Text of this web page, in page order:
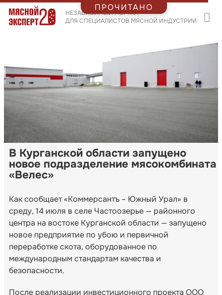
НЕЗАВИСИМЫЙ ПОРТАЛ
ДЛЯ СПЕЦИАЛИСТОВ МЯСНОЙ ИНДУСТРИИ
В Курганской области запущено
новое подразделение мясокомбината
«Велес»
Как сообщает «Коммерсантъ – Южный Урал» в
среду, 14 июля в селе Частоозерье — районного
центра на востоке Курганской области — запущено
новое предприятие по убою и первичной
переработке скота, оборудованное по
международным стандартам качества и
безопасности.
После реализации инвестиционного проекта ООО
ПРОЧИТАНО